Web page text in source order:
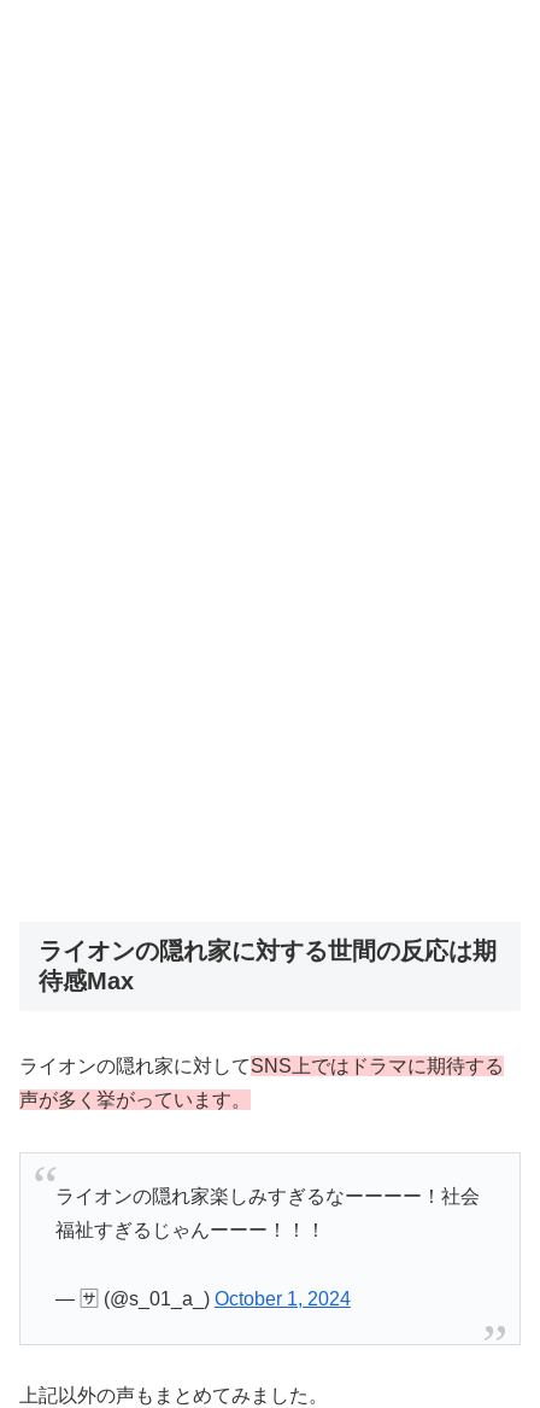
ライオンの隠れ家に対する世間の反応は期
待感Max
ライオンの隠れ家に対してSNS上ではドラマに期待する
声が多く挙がっています。
ライオンの隠れ家楽しみすぎるなーーーー！社会
福祉すぎるじゃんーーー！！！
— 🈂️ (@s_01_a_) October 1, 2024
上記以外の声もまとめてみました。